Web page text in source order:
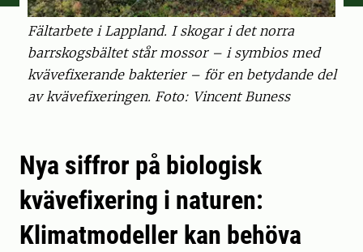
Fältarbete i Lappland. I skogar i det norra
barrskogsbältet står mossor – i symbios med
kvävefixerande bakterier – för en betydande del
av kvävefixeringen. Foto: Vincent Buness
Nya siffror på biologisk
kvävefixering i naturen:
Klimatmodeller kan behöva